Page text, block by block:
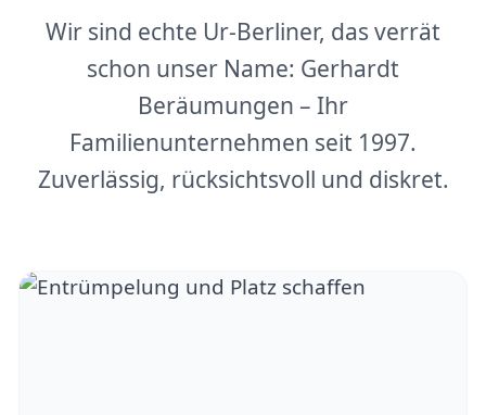
Wir sind echte Ur-Berliner, das verrät
schon unser Name: Gerhardt
Beräumungen – Ihr
Familienunternehmen seit 1997.
Zuverlässig, rücksichtsvoll und diskret.